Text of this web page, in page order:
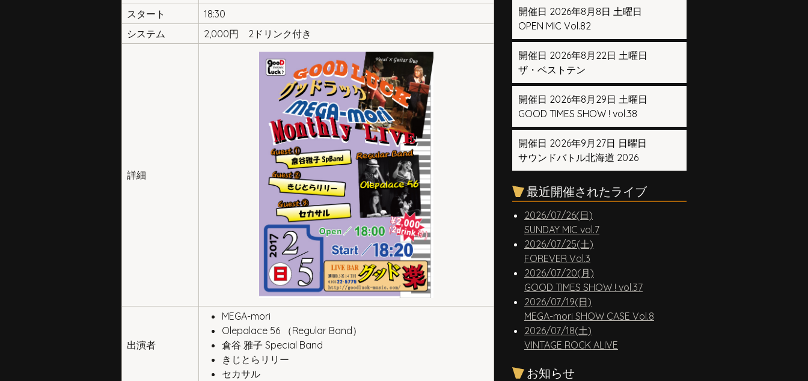
スタート
18:30
システム
2,000円 2ドリンク付き
詳細
出演者
MEGA-mori
Olepalace 56 （Regular Band）
倉谷 雅子 Special Band
きじとらリリー
セカサル
開催日 2026年8月8日 土曜日
OPEN MIC Vol.82
開催日 2026年8月22日 土曜日
ザ・ベストテン
開催日 2026年8月29日 土曜日
GOOD TIMES SHOW ! vol.38
開催日 2026年9月27日 日曜日
サウンドバトル北海道 2026
最近開催されたライブ
2026/07/26(日)
SUNDAY MIC vol.7
2026/07/25(土)
FOREVER Vol.3
2026/07/20(月)
GOOD TIMES SHOW ! vol.37
2026/07/19(日)
MEGA-mori SHOW CASE Vol.8
2026/07/18(土)
VINTAGE ROCK ALIVE
お知らせ